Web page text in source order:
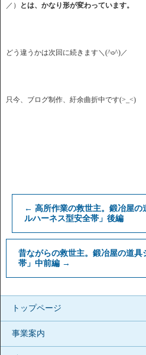
／）
とは、かなり形が変わっています。
どう違うかは次回に続きます＼(^o^)／
只今、ブログ制作、紆余曲折中です(>_<)
← 高所作業の救世主。鍛冶屋の
ルハーネス型安全帯」後編
昔ながらの救世主。鍛冶屋の道具
帯」中前編 →
トップページ
事業案内